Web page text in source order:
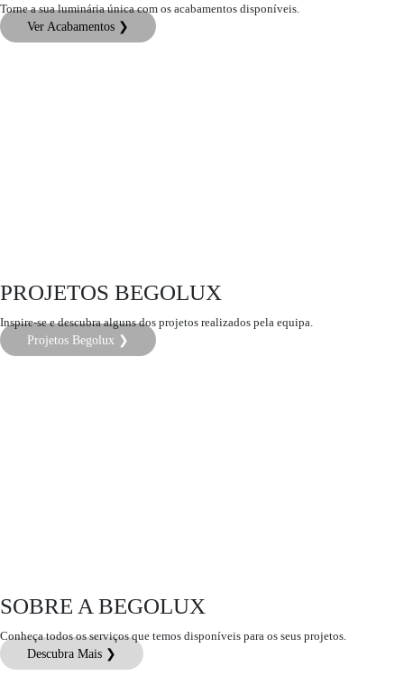
Torne a sua luminária única com os acabamentos disponíveis.
Ver Acabamentos ❯
PROJETOS BEGOLUX
Inspire-se e descubra alguns dos projetos realizados pela equipa.
Projetos Begolux ❯
SOBRE A BEGOLUX
Conheça todos os serviços que temos disponíveis para os seus projetos.
Descubra Mais ❯